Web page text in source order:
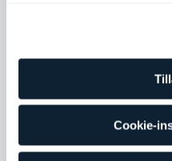
Cookie-
Kompletterande